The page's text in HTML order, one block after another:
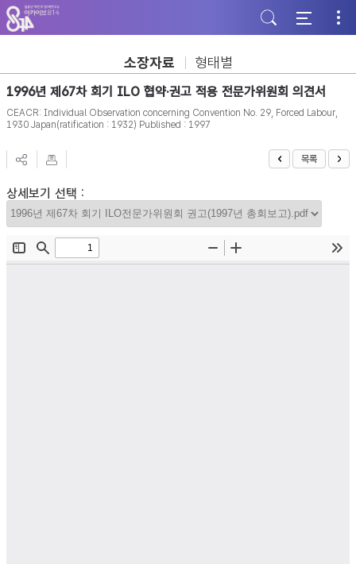
주
메
뉴
가
기
본
문
바
기
하
단
바
기
소장자료 형태별
1996년 제67차 회기 ILO 협약·권고 적용 전문가위원회 의견서
CEACR: Individual Observation concerning Convention No. 29, Forced Labour,
1930 Japan(ratification : 1932) Published : 1997
목록
상세보기 선택 :